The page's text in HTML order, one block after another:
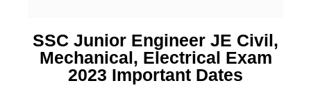
SSC Junior Engineer JE Civil,
Mechanical, Electrical Exam
2023 Important Dates